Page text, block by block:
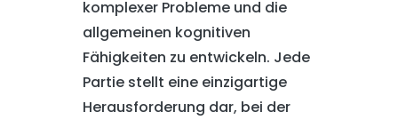
komplexer Probleme und die
allgemeinen kognitiven
Fähigkeiten zu entwickeln. Jede
Partie stellt eine einzigartige
Herausforderung dar, bei der